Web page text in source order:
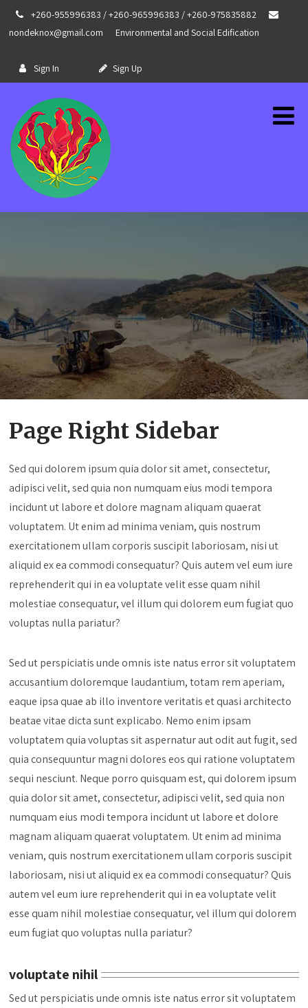
+260-955996383 / +260-965996383 / +260-975835882
nondeknox@gmail.com
Environmental and Social Edification
Sign In Sign Up
Page Right Sidebar
Sed qui dolorem ipsum quia dolor sit amet, consectetur,
adipisci velit, sed quia non numquam eius modi tempora
incidunt ut labore et dolore magnam aliquam quaerat
voluptatem. Ut enim ad minima veniam, quis nostrum
exercitationem ullam corporis suscipit laboriosam, nisi ut
aliquid ex ea commodi consequatur? Quis autem vel eum iure
reprehenderit qui in ea voluptate velit esse quam nihil
molestiae consequatur, vel illum qui dolorem eum fugiat quo
voluptas nulla pariatur?
Sed ut perspiciatis unde omnis iste natus error sit voluptatem
accusantium doloremque laudantium, totam rem aperiam,
eaque ipsa quae ab illo inventore veritatis et quasi architecto
beatae vitae dicta sunt explicabo. Nemo enim ipsam
voluptatem quia voluptas sit aspernatur aut odit aut fugit, sed
quia consequuntur magni dolores eos qui ratione voluptatem
sequi nesciunt. Neque porro quisquam est, qui dolorem ipsum
quia dolor sit amet, consectetur, adipisci velit, sed quia non
numquam eius modi tempora incidunt ut labore et dolore
magnam aliquam quaerat voluptatem. Ut enim ad minima
veniam, quis nostrum exercitationem ullam corporis suscipit
laboriosam, nisi ut aliquid ex ea commodi consequatur? Quis
autem vel eum iure reprehenderit qui in ea voluptate velit
esse quam nihil molestiae consequatur, vel illum qui dolorem
eum fugiat quo voluptas nulla pariatur?
voluptate nihil
Sed ut perspiciatis unde omnis iste natus error sit voluptatem